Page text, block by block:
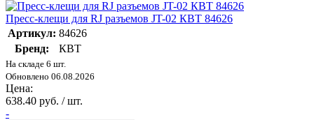
Пресс-клещи для RJ разъемов JT-02 КВТ 84626
Артикул: 84626
Бренд:
КВТ
На складе 6 шт.
Обновлено 06.08.2026
Цена:
638.40 руб. / шт.
-